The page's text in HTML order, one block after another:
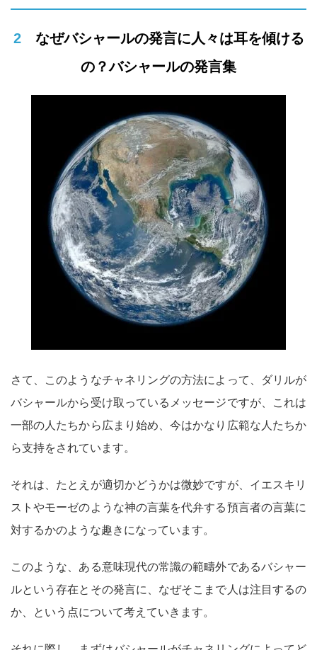
2 なぜバシャールの発言に人々は耳を傾ける
の？バシャールの発言集
さて、このようなチャネリングの方法によって、ダリルが
バシャールから受け取っているメッセージですが、これは
一部の人たちから広まり始め、今はかなり広範な人たちか
ら支持をされています。
それは、たとえが適切かどうかは微妙ですが、イエスキリ
ストやモーゼのような神の言葉を代弁する預言者の言葉に
対するかのような趣きになっています。
このような、ある意味現代の常識の範疇外であるバシャー
ルという存在とその発言に、なぜそこまで人は注目するの
か、という点について考えていきます。